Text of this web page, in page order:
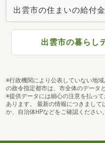
出雲市の住まいの給付金
出雲市の暮らし
※行政機関により公表していない地
の政令指定都市は、市全体のデータ
※提供データには細心の注意を払っ
あります。 最新の情報につきまして
か、自治体HPなどをご確認ください。